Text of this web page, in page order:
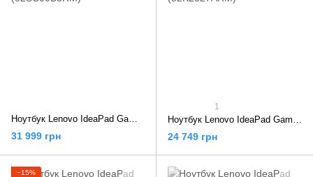
Ноутбук Lenovo IdeaPad Gaming 3 16ARH7 (82SC00B3RM)
31 999 грн
1
Ноутбук Lenovo IdeaPad Gaming 3 15ACH6 (82K2027ARM)
24 749 грн
−15%